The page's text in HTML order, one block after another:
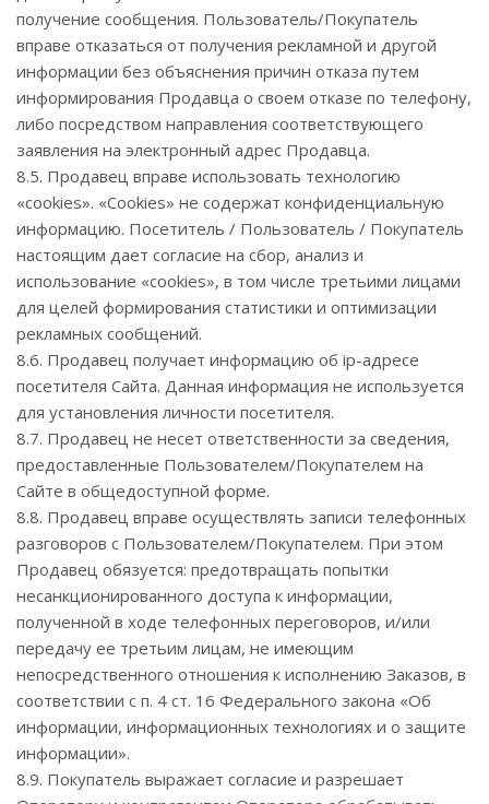
получение сообщения. Пользователь/Покупатель
вправе отказаться от получения рекламной и другой
информации без объяснения причин отказа путем
информирования Продавца о своем отказе по телефону,
либо посредством направления соответствующего
заявления на электронный адрес Продавца.
8.5. Продавец вправе использовать технологию
«cookies». «Cookies» не содержат конфиденциальную
информацию. Посетитель / Пользователь / Покупатель
настоящим дает согласие на сбор, анализ и
использование «cookies», в том числе третьими лицами
для целей формирования статистики и оптимизации
рекламных сообщений.
8.6. Продавец получает информацию об ip-адресе
посетителя Сайта. Данная информация не используется
для установления личности посетителя.
8.7. Продавец не несет ответственности за сведения,
предоставленные Пользователем/Покупателем на
Сайте в общедоступной форме.
8.8. Продавец вправе осуществлять записи телефонных
разговоров с Пользователем/Покупателем. При этом
Продавец обязуется: предотвращать попытки
несанкционированного доступа к информации,
полученной в ходе телефонных переговоров, и/или
передачу ее третьим лицам, не имеющим
непосредственного отношения к исполнению Заказов, в
соответствии с п. 4 ст. 16 Федерального закона «Об
информации, информационных технологиях и о защите
информации».
8.9. Покупатель выражает согласие и разрешает